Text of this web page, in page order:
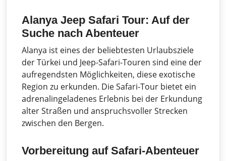
Alanya Jeep Safari Tour: Auf der
Suche nach Abenteuer
Alanya ist eines der beliebtesten Urlaubsziele
der Türkei und Jeep-Safari-Touren sind eine der
aufregendsten Möglichkeiten, diese exotische
Region zu erkunden. Die Safari-Tour bietet ein
adrenalingeladenes Erlebnis bei der Erkundung
alter Straßen und anspruchsvoller Strecken
zwischen den Bergen.
Vorbereitung auf Safari-Abenteuer